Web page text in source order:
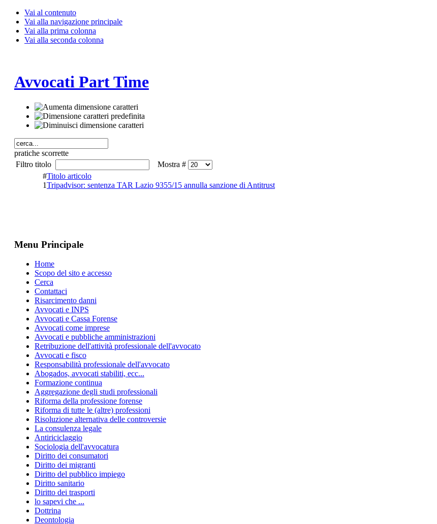
Vai al contenuto
Vai alla navigazione principale
Vai alla prima colonna
Vai alla seconda colonna
Avvocati Part Time
pratiche scorrette
Filtro titolo
Mostra #
#Titolo articolo
1Tripadvisor: sentenza TAR Lazio 9355/15 annulla sanzione di Antitrust
Menu Principale
Home
Scopo del sito e accesso
Cerca
Contattaci
Risarcimento danni
Avvocati e INPS
Avvocati e Cassa Forense
Avvocati come imprese
Avvocati e pubbliche amministrazioni
Retribuzione dell'attività professionale dell'avvocato
Avvocati e fisco
Responsabilità professionale dell'avvocato
Abogados, avvocati stabiliti, ecc...
Formazione continua
Aggregazione degli studi professionali
Riforma della professione forense
Riforma di tutte le (altre) professioni
Risoluzione alternativa delle controversie
La consulenza legale
Antiriciclaggio
Sociologia dell'avvocatura
Diritto dei consumatori
Diritto dei migranti
Diritto del pubblico impiego
Diritto sanitario
Diritto dei trasporti
lo sapevi che ...
Dottrina
Deontologia